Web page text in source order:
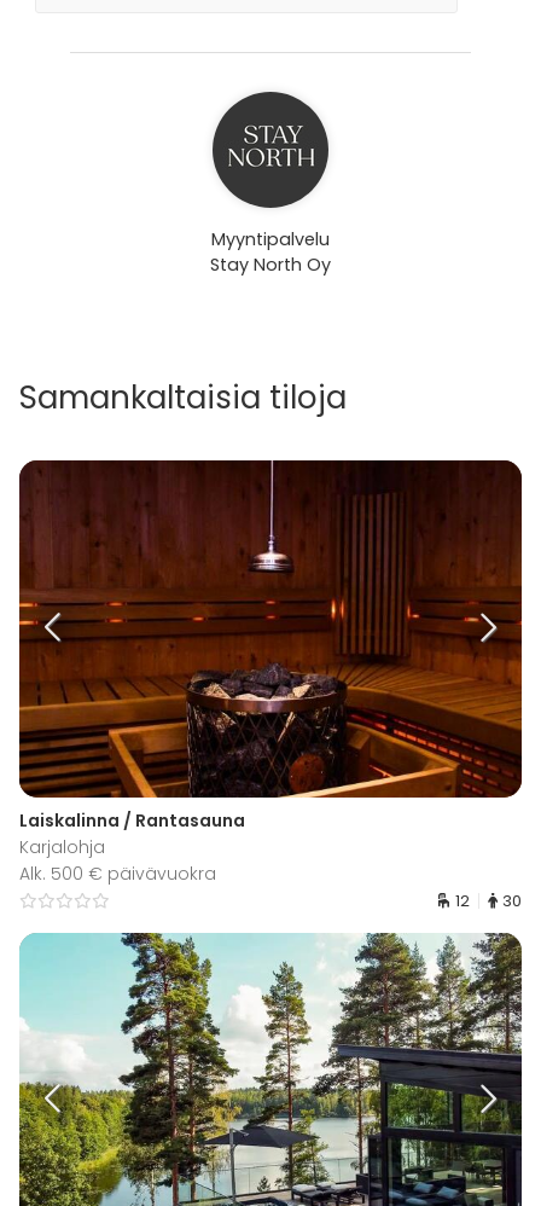
Myyntipalvelu
Stay North Oy
Samankaltaisia tiloja
Laiskalinna / Rantasauna
Karjalohja
Alk. 500 € päivävuokra
12 30